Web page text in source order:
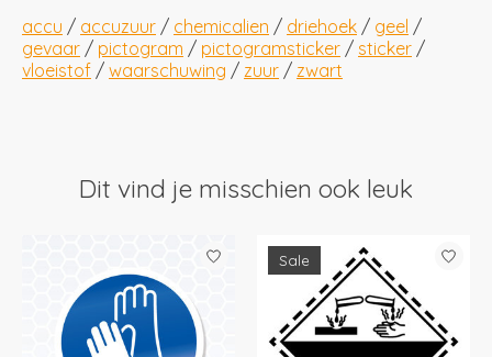
accu / accuzuur / chemicalien / driehoek / geel /
gevaar / pictogram / pictogramsticker / sticker /
vloeistof / waarschuwing / zuur / zwart
Dit vind je misschien ook leuk
Items van productcarrousel
Sale